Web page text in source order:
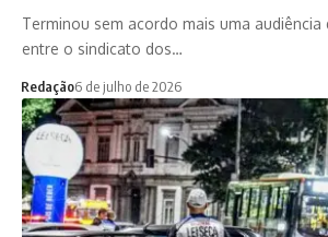
Terminou sem acordo mais uma audiência
entre o sindicato dos…
Redação6 de julho de 2026